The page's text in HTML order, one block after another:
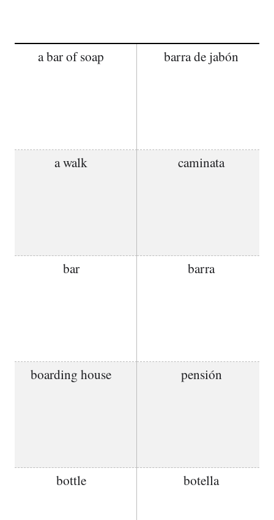
a bar of soap barra de jabón
a walk caminata
bar barra
boarding house pensión
bottle botella